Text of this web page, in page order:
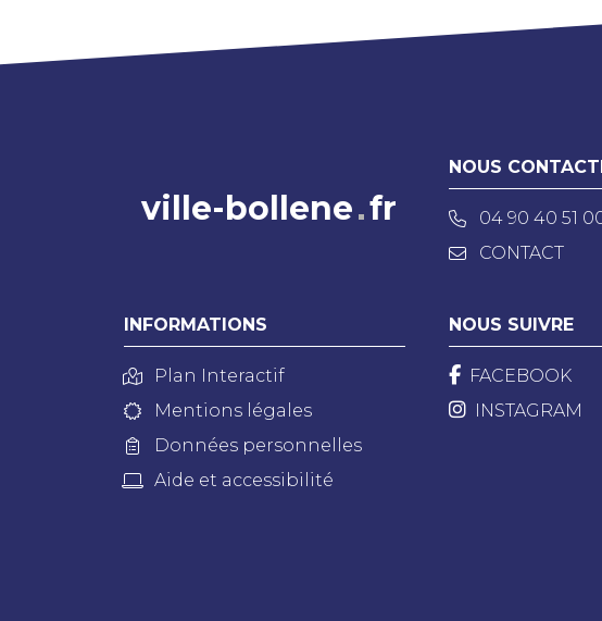
ville-bollene fr
NOUS
04 90 40 51
CONTACT
INFORMATIONS
Plan Interactif
Mentions légales
Données personnelles
Aide et accessibilité
NOUS SUIVRE
FACEBOOK
INSTAGRAM